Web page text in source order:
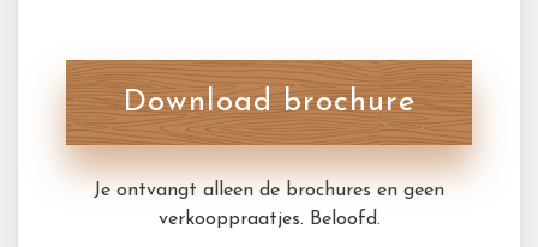
Download brochure
Je ontvangt alleen de brochures en geen
verkooppraatjes. Beloofd.